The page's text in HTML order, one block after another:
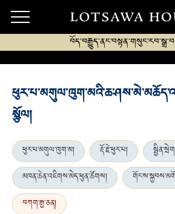
སྩོལ།
ཕུར་པ་མགུལ་ཁུག་མ། རྡོ་རྗེ་ཕུར་པ། སྦྱིན་སྲེག
མཁན་ཆེན་འཇིགས་མེད་ཕུན་ཚོགས།
བཀག་རྒྱ་ཅན།